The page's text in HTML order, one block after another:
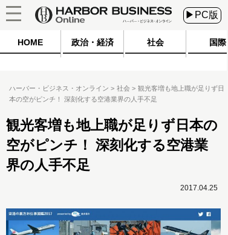
▶PC版
HOME 政治・経済 社会 国際
ハーバー・ビジネス・オンライン 社会
観光客増も地上職が足りず日
本の空がピンチ！ 深刻化する空港業界の人手不足
観光客増も地上職が足りず日本の
空がピンチ！ 深刻化する空港業
界の人手不足
2017.04.25